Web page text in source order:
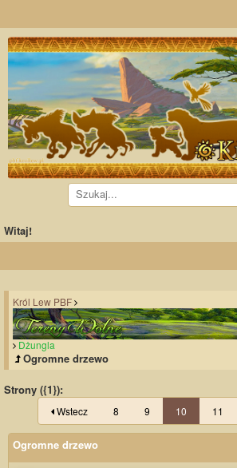
Witaj!
Król Lew PBF
Dżungla
Ogromne drzewo
Strony ({1}):
Wstecz 8 9 10 11
Ogromne drzewo